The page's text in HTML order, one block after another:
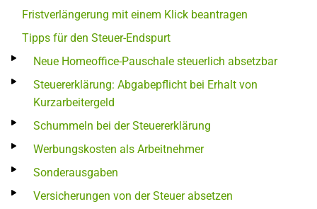
Fristverlängerung mit einem Klick beantragen
Tipps für den Steuer-Endspurt
Neue Homeoffice-Pauschale steuerlich absetzbar
Steuererklärung: Abgabepflicht bei Erhalt von
Kurzarbeitergeld
Schummeln bei der Steuererklärung
Werbungskosten als Arbeitnehmer
Sonderausgaben
Versicherungen von der Steuer absetzen